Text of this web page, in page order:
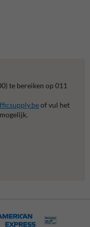
te bereiken op 011
of vul het